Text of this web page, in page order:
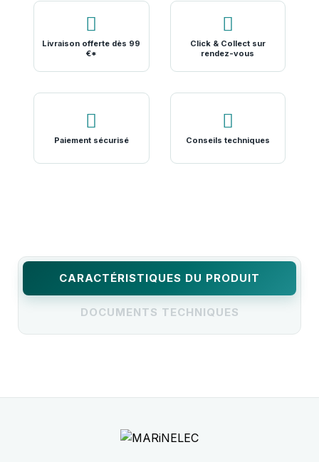
Livraison offerte dès 99
€*
Click & Collect sur
rendez-vous
Paiement sécurisé Conseils techniques
CARACTÉRISTIQUES DU PRODUIT
DOCUMENTS TECHNIQUES